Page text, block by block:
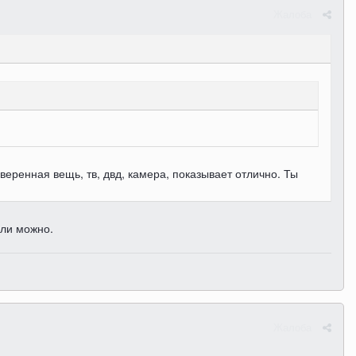
вещь, тв, двд, камера, показывает отлично. Ты
можно.